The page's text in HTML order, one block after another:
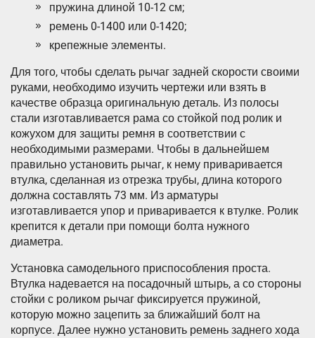
пружина длиной 10-12 см;
ремень 0-1400 или 0-1420;
крепежные элементы.
Для того, чтобы сделать рычаг задней скорости своими
руками, необходимо изучить чертежи или взять в
качестве образца оригинальную деталь. Из полосы
стали изготавливается рама со стойкой под ролик и
кожухом для защиты ремня в соответствии с
необходимыми размерами. Чтобы в дальнейшем
правильно установить рычаг, к нему приваривается
втулка, сделанная из отрезка трубы, длина которого
должна составлять 73 мм. Из арматуры
изготавливается упор и приваривается к втулке. Ролик
крепится к детали при помощи болта нужного
диаметра.
Установка самодельного приспособления проста.
Втулка надевается на посадочный штырь, а со стороны
стойки с роликом рычаг фиксируется пружиной,
которую можно зацепить за ближайший болт на
корпусе. Далее нужно установить ремень заднего хода